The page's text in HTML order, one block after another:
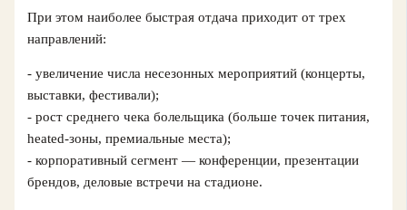
При этом наиболее быстрая отдача приходит от трех
направлений:
- увеличение числа несезонных мероприятий (концерты,
выставки, фестивали);
- рост среднего чека болельщика (больше точек питания,
heated‑зоны, премиальные места);
- корпоративный сегмент — конференции, презентации
брендов, деловые встречи на стадионе.